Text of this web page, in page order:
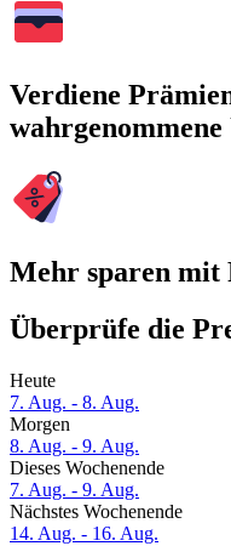
Verdiene
Mehr sparen
Überprüfe die
Heute
7. Aug. - 8. Aug.
Morgen
8. Aug. - 9. Aug.
Dieses Wochenende
7. Aug. - 9. Aug.
Nächstes Wochenende
14. Aug. - 16. Aug.